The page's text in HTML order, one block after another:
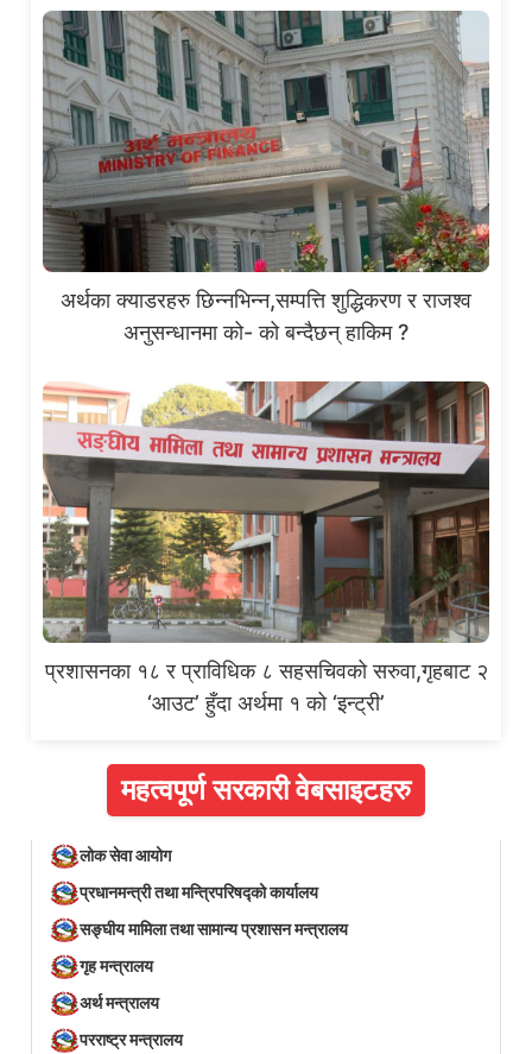
अर्थका क्याडरहरु छिन्नभिन्न,सम्पत्ति शुद्धिकरण र राजश्व
अनुसन्धानमा को- को बन्दैछन् हाकिम ?
प्रशासनका १८ र प्राविधिक ८ सहसचिवको सरुवा,गृहबाट २
‘आउट’ हुँदा अर्थमा १ को ‘इन्ट्री’
महत्वपूर्ण सरकारी वेबसाइटहरु
लोक सेवा आयोग
प्रधानमन्त्री तथा मन्त्रिपरिषद्को कार्यालय
सङ्घीय मामिला तथा सामान्य प्रशासन मन्त्रालय
गृह मन्त्रालय
अर्थ मन्त्रालय
परराष्ट्र मन्त्रालय